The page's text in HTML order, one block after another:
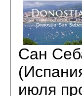
Сан
июля